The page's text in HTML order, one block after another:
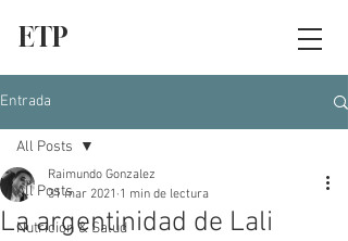
ETP
Entrada
All Posts
Nutrición & Salud
All Posts
La argentinidad de Lali
Raimundo Gonzalez
31 mar 2021 1 min de lectura